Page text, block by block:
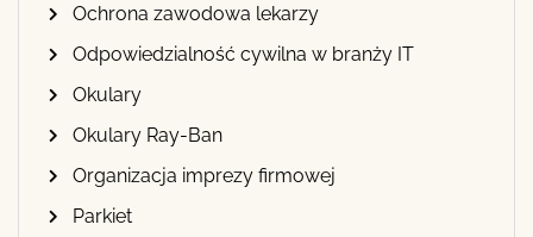
Ochrona zawodowa lekarzy
Odpowiedzialność cywilna w branży IT
Okulary
Okulary Ray-Ban
Organizacja imprezy firmowej
Parkiet